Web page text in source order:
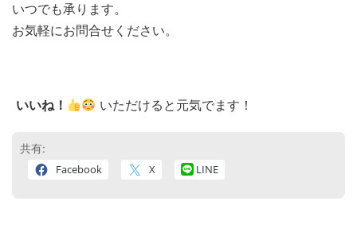
いつでも承ります。
お気軽にお問合せください。
いいね！ いただけると元気でます！
共有:
Facebook X LINE